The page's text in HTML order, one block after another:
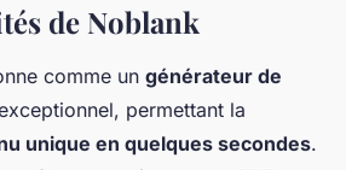
de Noblank
comme un générateur de
permettant la
unique en quelques secondes.